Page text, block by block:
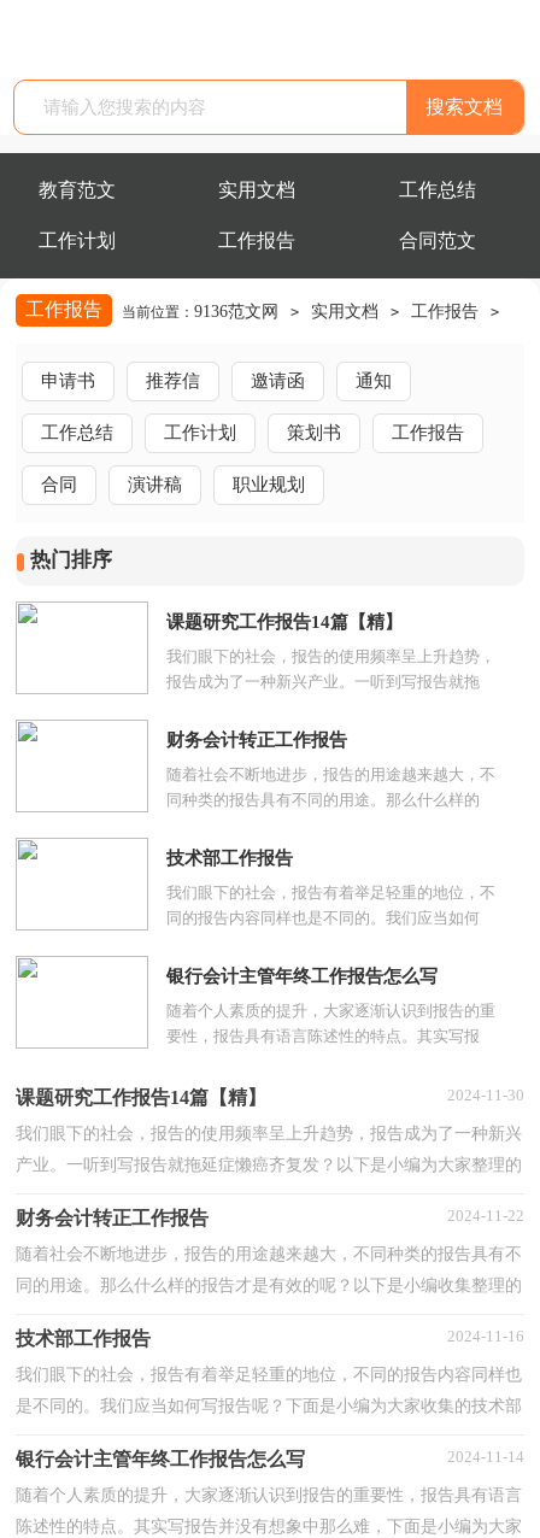
搜索文档
教育范文 实用文档 工作总结
工作计划 工作报告 合同范文
工作报告 当前位置：9136范文网 > 实用文档 > 工作报告 >
申请书 推荐信 邀请函 通知
工作总结 工作计划 策划书 工作报告
合同 演讲稿 职业规划
热门排序
课题研究工作报告14篇【精】
我们眼下的社会，报告的使用频率呈上升趋势，
报告成为了一种新兴产业。一听到写报告就拖
财务会计转正工作报告
随着社会不断地进步，报告的用途越来越大，不
同种类的报告具有不同的用途。那么什么样的
技术部工作报告
我们眼下的社会，报告有着举足轻重的地位，不
同的报告内容同样也是不同的。我们应当如何
银行会计主管年终工作报告怎么写
随着个人素质的提升，大家逐渐认识到报告的重
要性，报告具有语言陈述性的特点。其实写报
课题研究工作报告14篇【精】 2024-11-30
我们眼下的社会，报告的使用频率呈上升趋势，报告成为了一种新兴
产业。一听到写报告就拖延症懒癌齐复发？以下是小编为大家整理的
财务会计转正工作报告 2024-11-22
随着社会不断地进步，报告的用途越来越大，不同种类的报告具有不
同的用途。那么什么样的报告才是有效的呢？以下是小编收集整理的
技术部工作报告 2024-11-16
我们眼下的社会，报告有着举足轻重的地位，不同的报告内容同样也
是不同的。我们应当如何写报告呢？下面是小编为大家收集的技术部
银行会计主管年终工作报告怎么写 2024-11-14
随着个人素质的提升，大家逐渐认识到报告的重要性，报告具有语言
陈述性的特点。其实写报告并没有想象中那么难，下面是小编为大家